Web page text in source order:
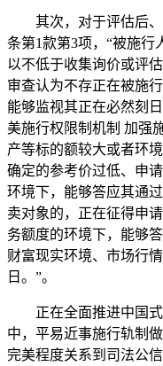
其次，对于评估后、
条第1款第3项，“被施行
以不低于收集询价或评
审查认为不存正在被施
能够监视其正在必然刻
美施行权限制机制 加强
产等标的额较大或者环
确定的参考价过低、申
环境下，能够答应其通
卖对象的，正在征得申
务额度的环境下，能够
财富现实环境、市场行
日。”。
正在全面推进中国式
中，平易近事施行轨制
完美程度关系到司法公